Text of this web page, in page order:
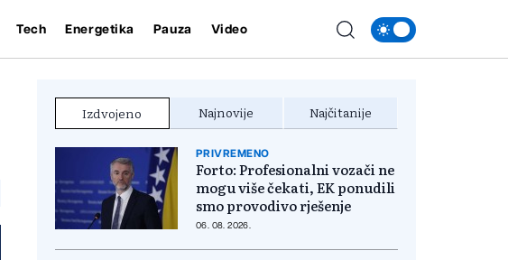
Tech Energetika Pauza Video
Izdvojeno Najnovije Najčitanije
PRIVREMENO
Forto: Profesionalni vozači ne
mogu više čekati, EK ponudili
smo provodivo rješenje
06. 08. 2026.